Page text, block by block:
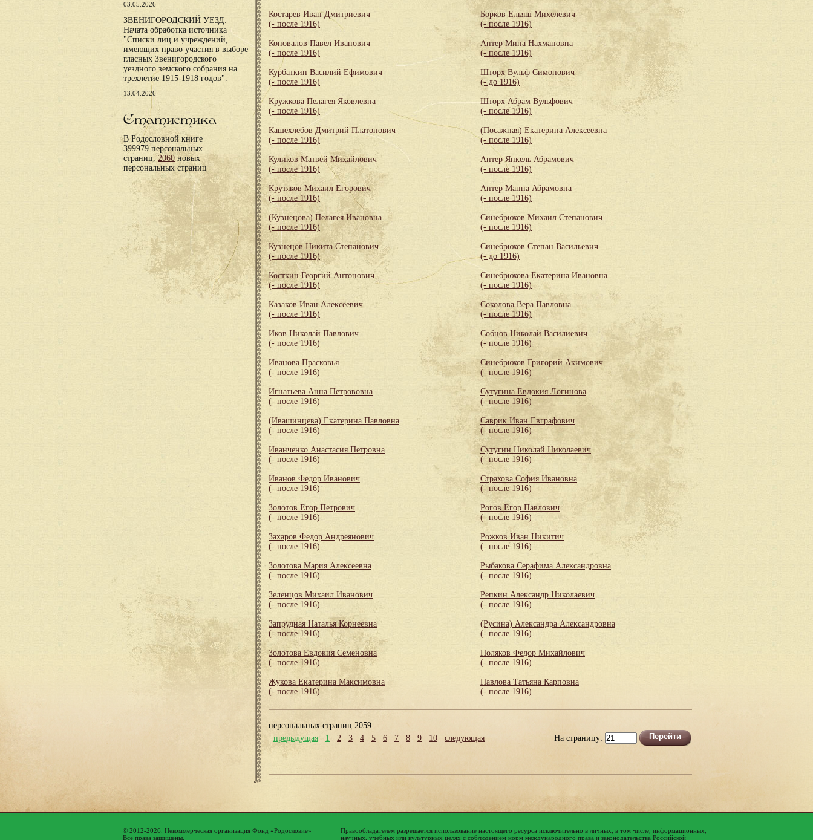
03.05.2026
ЗВЕНИГОРОДСКИЙ УЕЗД:
Начата обработка источника
"Списки лиц и учреждений,
имеющих право участия в выборе
гласных Звенигородского
уездного земского собрания на
трехлетие 1915-1918 годов".
13.04.2026
Статистика
В Родословной книге
399979 персональных
страниц,2060 новых
персональных страниц
Костарев Иван Дмитриевич
(- после 1916)
Коновалов Павел Иванович
(- после 1916)
Курбаткин Василий Ефимович
(- после 1916)
Кружкова Пелагея Яковлевна
(- после 1916)
Кашехлебов Дмитрий Платонович
(- после 1916)
Куликов Матвей Михайлович
(- после 1916)
Крутяков Михаил Егорович
(- после 1916)
(Кузнецова) Пелагея Ивановна
(- после 1916)
Кузнецов Никита Степанович
(- после 1916)
Косткин Георгий Антонович
(- после 1916)
Казаков Иван Алексеевич
(- после 1916)
Иков Николай Павлович
(- после 1916)
Иванова Прасковья
(- после 1916)
Игнатьева Анна Петрововна
(- после 1916)
(Ивашинцева) Екатерина Павловна
(- после 1916)
Иванченко Анастасия Петровна
(- после 1916)
Иванов Федор Иванович
(- после 1916)
Золотов Егор Петрович
(- после 1916)
Захаров Федор Андреянович
(- после 1916)
Золотова Мария Алексеевна
(- после 1916)
Зеленцов Михаил Иванович
(- после 1916)
Запрудная Наталья Корнеевна
(- после 1916)
Золотова Евдокия Семеновна
(- после 1916)
Жукова Екатерина Максимовна
(- после 1916)
Борков Ельяш Михелевич
(- после 1916)
Аптер Мина Нахмановна
(- после 1916)
Шторх Вульф Симонович
(- до 1916)
Шторх Абрам Вульфович
(- после 1916)
(Посажная) Екатерина Алексеевна
(- после 1916)
Аптер Янкель Абрамович
(- после 1916)
Аптер Манна Абрамовна
(- после 1916)
Синебрюхов Михаил Степанович
(- после 1916)
Синебрюхов Степан Васильевич
(- до 1916)
Синебрюхова Екатерина Ивановна
(- после 1916)
Соколова Вера Павловна
(- после 1916)
Собцов Николай Василиевич
(- после 1916)
Синебрюхов Григорий Акимович
(- после 1916)
Сутугина Евдокия Логинова
(- после 1916)
Саврик Иван Евграфович
(- после 1916)
Сутугин Николай Николаевич
(- после 1916)
Страхова София Ивановна
(- после 1916)
Рогов Егор Павлович
(- после 1916)
Рожков Иван Никитич
(- после 1916)
Рыбакова Серафима Александровна
(- после 1916)
Репкин Александр Николаевич
(- после 1916)
(Русина) Александра Александровна
(- после 1916)
Поляков Федор Михайлович
(- после 1916)
Павлова Татьяна Карповна
(- после 1916)
персональных страниц 2059
предыдущая
1 2 3 4 5 6 7 8 9 10 следующая На страницу:
© 2012-2026. Некоммерческая организация Фонд «Родословие»
Все права защищены.
Правообладателем разрешается использование настоящего ресурса исключительно в личных, в том числе, информационных,
научных, учебных или культурных целях с соблюдением норм международного права и законодательства Российской